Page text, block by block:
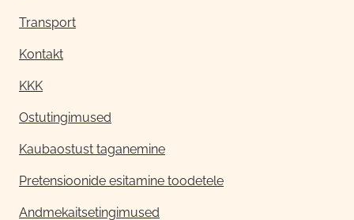
Transport
Kontakt
KKK
Ostutingimused
Kaubaostust taganemine
Pretensioonide esitamine toodetele
Andmekaitsetingimused